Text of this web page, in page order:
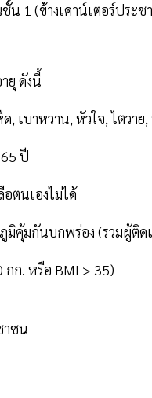
1 (ข้างเคาน์เตอร์ประ
ยุ ดังนี้
, เบาหวาน, หัวใจ, ไตวา
ปี
ตนเองไม่ได้
มิคุ้มกันบกพร่อง (รวมผู้ติด
ก. หรือ BMI > 35)
าชน